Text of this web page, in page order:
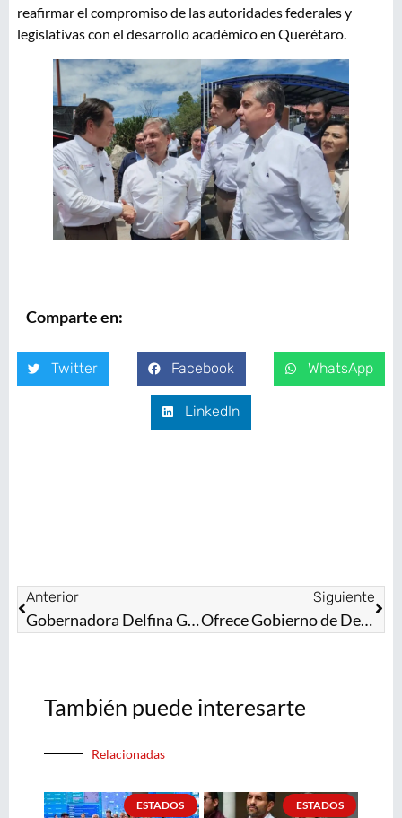
reafirmar el compromiso de las autoridades federales y
legislativas con el desarrollo académico en Querétaro.
Comparte en:
Twitter Facebook WhatsApp
LinkedIn
Anterior
Gobernadora Delfina Gómez fortalece atención a mujeres con 37 Centros LIBRE; inauguran el de Naucalpan
Siguiente
Ofrece Gobierno de Delfina Gómez condonaciones
También puede interesarte
Relacionadas
ESTADOS ESTADOS